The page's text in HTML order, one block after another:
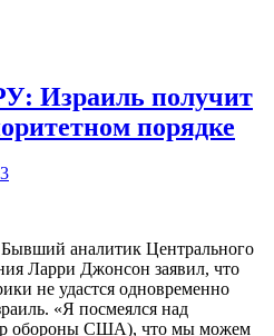
Израиль получит
порядке
аналитик Центрального
Ларри Джонсон заявил, что
не удастся одновременно
«Я посмеялся над
обороны США), что мы можем